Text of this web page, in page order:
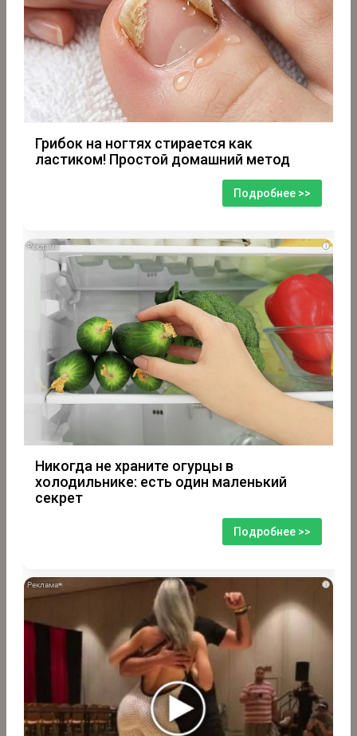
Грибок на ногтях стирается как
ластиком! Простой домашний метод
Подробнее >>
i
Никогда не храните огурцы в
холодильнике: есть один маленький
секрет
Подробнее >>
i